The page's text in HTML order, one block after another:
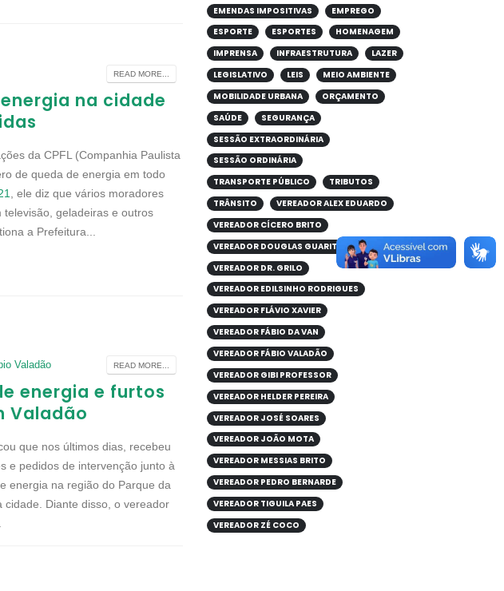
READ MORE...
na cidade
da CPFL (Companhia Paulista
de queda de energia em todo
, ele diz que vários moradores
geladeiras e outros
a Prefeitura...
Valadão READ MORE...
energia e furtos
Valadão
que nos últimos dias, recebeu
e pedidos de intervenção junto à
energia na região do Parque da
Diante disso, o vereador
EMENDAS IMPOSITIVAS
EMPREGO
ESPORTE
ESPORTES
HOMENAGEM
IMPRENSA
INFRAESTRUTURA
LAZER
LEGISLATIVO
LEIS
MEIO AMBIENTE
MOBILIDADE URBANA
ORÇAMENTO
SAÚDE
SEGURANÇA
SESSÃO EXTRAORDINÁRIA
SESSÃO ORDINÁRIA
TRANSPORTE PÚBLICO
TRIBUTOS
TRÂNSITO
VEREADOR ALEX EDUARDO
VEREADOR CÍCERO BRITO
VEREADOR DOUGLAS GUARITA
VEREADOR DR. GRILO
VEREADOR EDILSINHO RODRIGUES
VEREADOR FLÁVIO XAVIER
VEREADOR FÁBIO DA VAN
VEREADOR FÁBIO VALADÃO
VEREADOR GIBI PROFESSOR
VEREADOR HELDER PEREIRA
VEREADOR JOSÉ SOARES
VEREADOR JOÃO MOTA
VEREADOR MESSIAS BRITO
VEREADOR PEDRO BERNARDE
VEREADOR TIGUILA PAES
VEREADOR ZÉ COCO